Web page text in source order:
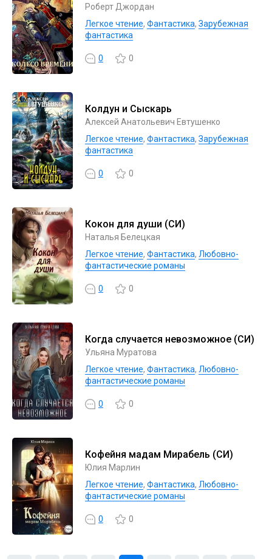
Роберт Джордан
Легкое чтение, Фантастика, Зарубежная
фантастика
0 0
Колдун и Сыскарь
Алексей Анатольевич Евтушенко
Легкое чтение, Фантастика, Зарубежная
фантастика
0 0
Кокон для души (СИ)
Наталья Белецкая
Легкое чтение, Фантастика, Любовно-
фантастические романы
0 0
Когда случается невозможное (СИ)
Ульяна Муратова
Легкое чтение, Фантастика, Любовно-
фантастические романы
0 0
Кофейня мадам Мирабель (СИ)
Юлия Марлин
Легкое чтение, Фантастика, Любовно-
фантастические романы
0 0